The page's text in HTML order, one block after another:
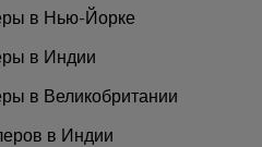
в Нью-Йорке
в Индии
в Великобритании
в Индии